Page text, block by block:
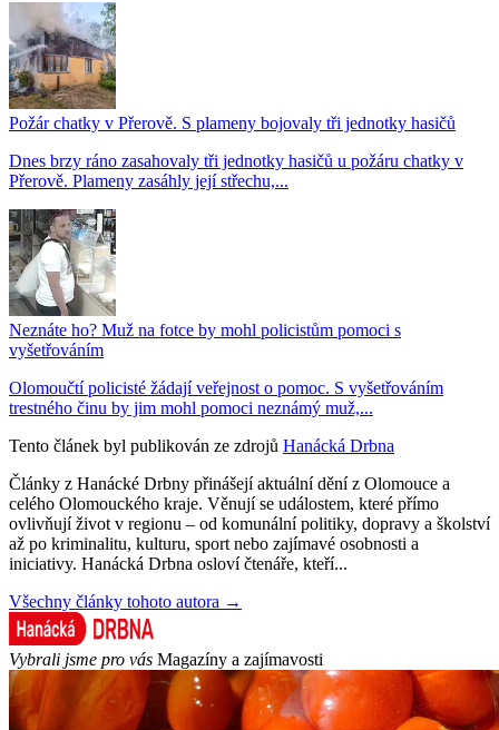
Požár chatky v Přerově. S plameny bojovaly tři jednotky hasičů
Dnes brzy ráno zasahovaly tři jednotky hasičů u požáru chatky v
Přerově. Plameny zasáhly její střechu,...
Neznáte ho? Muž na fotce by mohl policistům pomoci s
vyšetřováním
Olomoučtí policisté žádají veřejnost o pomoc. S vyšetřováním
trestného činu by jim mohl pomoci neznámý muž,...
Tento článek byl publikován ze zdrojů Hanácká Drbna
Články z Hanácké Drbny přinášejí aktuální dění z Olomouce a
celého Olomouckého kraje. Věnují se událostem, které přímo
ovlivňují život v regionu – od komunální politiky, dopravy a školství
až po kriminalitu, kulturu, sport nebo zajímavé osobnosti a
iniciativy. Hanácká Drbna osloví čtenáře, kteří...
Všechny články tohoto autora →
Vybrali jsme pro vás Magazíny a zajímavosti